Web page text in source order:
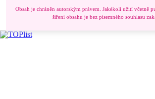
Obsah je chráněn autorským právem. Jakékoli užití včetně
šíření obsahu je bez písemného souhlasu